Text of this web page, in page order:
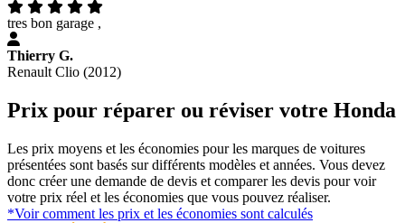
tres bon garage ,
Thierry G.
Renault Clio (2012)
Prix pour réparer ou réviser votre Honda
Les prix moyens et les économies pour les marques de voitures
présentées sont basés sur différents modèles et années. Vous devez
donc créer une demande de devis et comparer les devis pour voir
votre prix réel et les économies que vous pouvez réaliser.
*Voir comment les prix et les économies sont calculés